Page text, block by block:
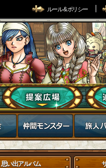
ルール & ポリシー
思い出アルバム